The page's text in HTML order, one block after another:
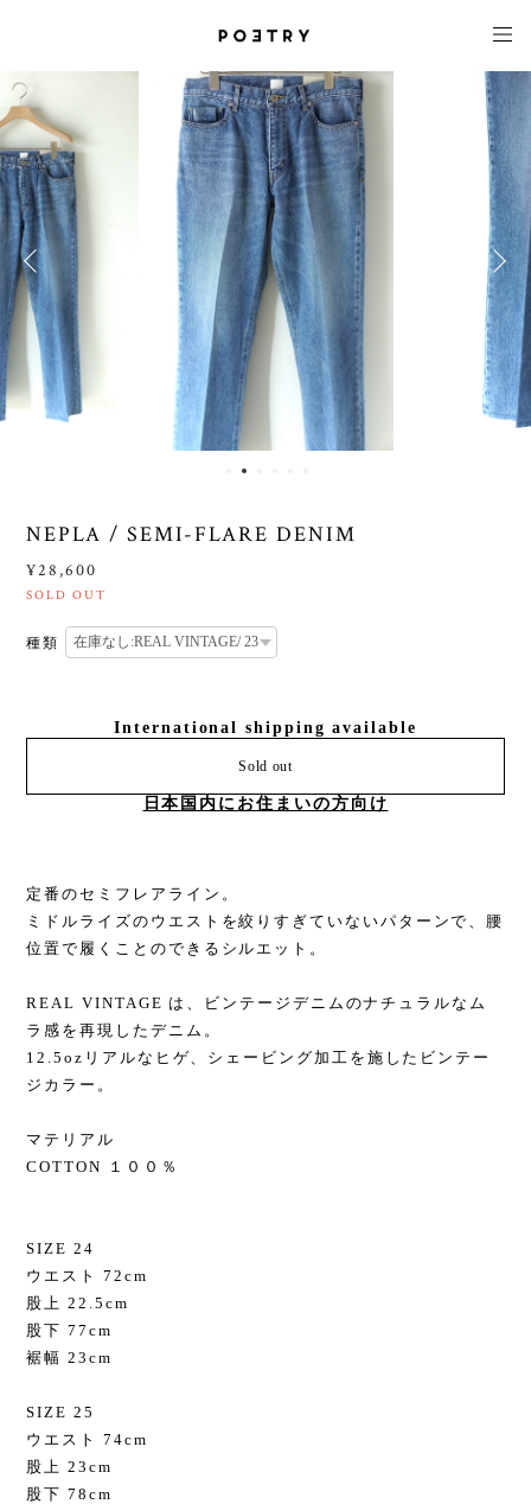
NEPLA / SEMI-FLARE DENIM
¥28,600
SOLD OUT
種類
International shipping available
Sold out
日本国内にお住まいの方向け
定番のセミフレアライン。
ミドルライズのウエストを絞りすぎていないパターンで、腰
位置で履くことのできるシルエット。
REAL VINTAGE は、ビンテージデニムのナチュラルなム
ラ感を再現したデニム。
12.5ozリアルなヒゲ、シェービング加工を施したビンテー
ジカラー。
マテリアル
COTTON １００％
SIZE 24
ウエスト 72cm
股上 22.5cm
股下 77cm
裾幅 23cm
SIZE 25
ウエスト 74cm
股上 23cm
股下 78cm